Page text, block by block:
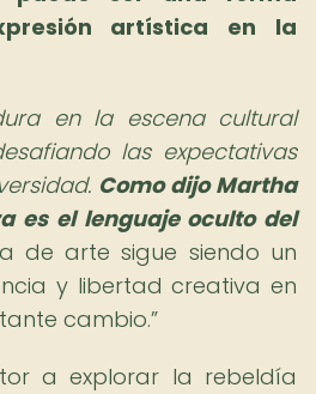
artística en la
en la escena cultural
las expectativas
Como dijo Martha
es el lenguaje oculto del
de arte sigue siendo un
y libertad creativa en
cambio.
a explorar la rebeldía